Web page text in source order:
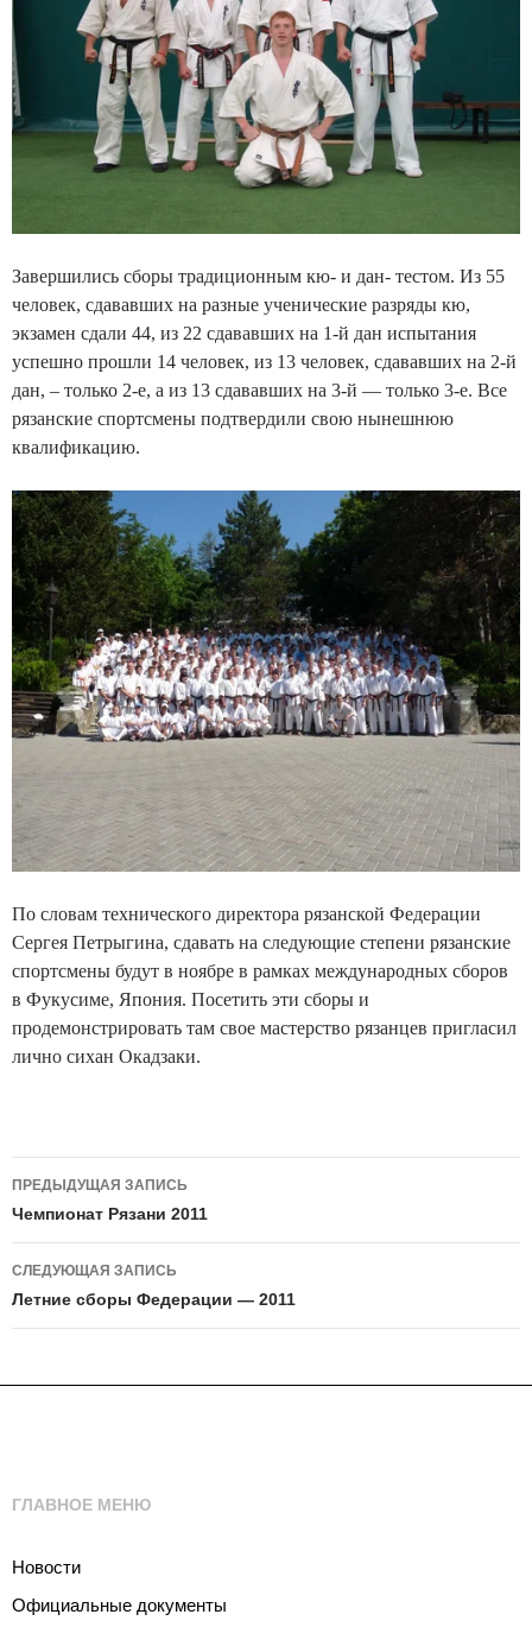
Завершились сборы традиционным кю- и дан- тестом. Из 55
человек, сдававших на разные ученические разряды кю,
экзамен сдали 44, из 22 сдававших на 1-й дан испытания
успешно прошли 14 человек, из 13 человек, сдававших на 2-й
дан, – только 2-е, а из 13 сдававших на 3-й –– только 3-е. Все
рязанские спортсмены подтвердили свою нынешнюю
квалификацию.
По словам технического директора рязанской Федерации
Сергея Петрыгина, сдавать на следующие степени рязанские
спортсмены будут в ноябре в рамках международных сборов
в Фукусиме, Япония. Посетить эти сборы и
продемонстрировать там свое мастерство рязанцев пригласил
лично сихан Окадзаки.
Навигация
по
записям
ПРЕДЫДУЩАЯ ЗАПИСЬ
Чемпионат Рязани 2011
СЛЕДУЮЩАЯ ЗАПИСЬ
Летние сборы Федерации — 2011
ГЛАВНОЕ МЕНЮ
Новости
Официальные документы